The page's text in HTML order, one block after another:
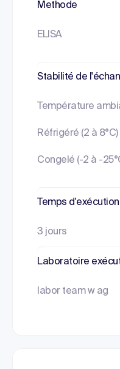
Methode
ELISA
Stabilité de
Température
Réfrigéré (2 à
Congelé (-2 à -
Temps d'exécution
3 jours
Laboratoire
labor team w ag